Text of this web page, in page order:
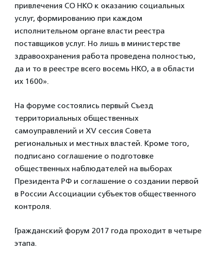
привлечения СО НКО к оказанию социальных
услуг, формированию при каждом
исполнительном органе власти реестра
поставщиков услуг. Но лишь в министерстве
здравоохранения работа проведена полностью,
да и то в реестре всего восемь НКО, а в области
их 1600».
На форуме состоялись первый Съезд
территориальных общественных
самоуправлений и XV сессия Совета
региональных и местных властей. Кроме того,
подписано соглашение о подготовке
общественных наблюдателей на выборах
Президента РФ и соглашение о создании первой
в России Ассоциации субъектов общественного
контроля.
Гражданский форум 2017 года проходит в четыре
этапа.